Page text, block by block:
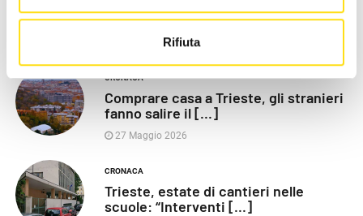
Rifiuta
pressione: “Così rischiamo [...]
27 Maggio 2026
CRONACA
Comprare casa a Trieste, gli stranieri
fanno salire il [...]
27 Maggio 2026
CRONACA
Trieste, estate di cantieri nelle
scuole: “Interventi [...]